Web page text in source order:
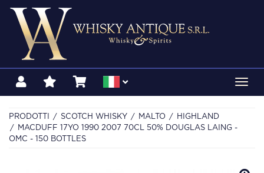
PRODOTTI SCOTCH WHISKY MALTO
HIGHLAND
MACDUFF 17YO 1990 2007 70CL 50% DOUGLAS LAING -
OMC - 150 BOTTLES